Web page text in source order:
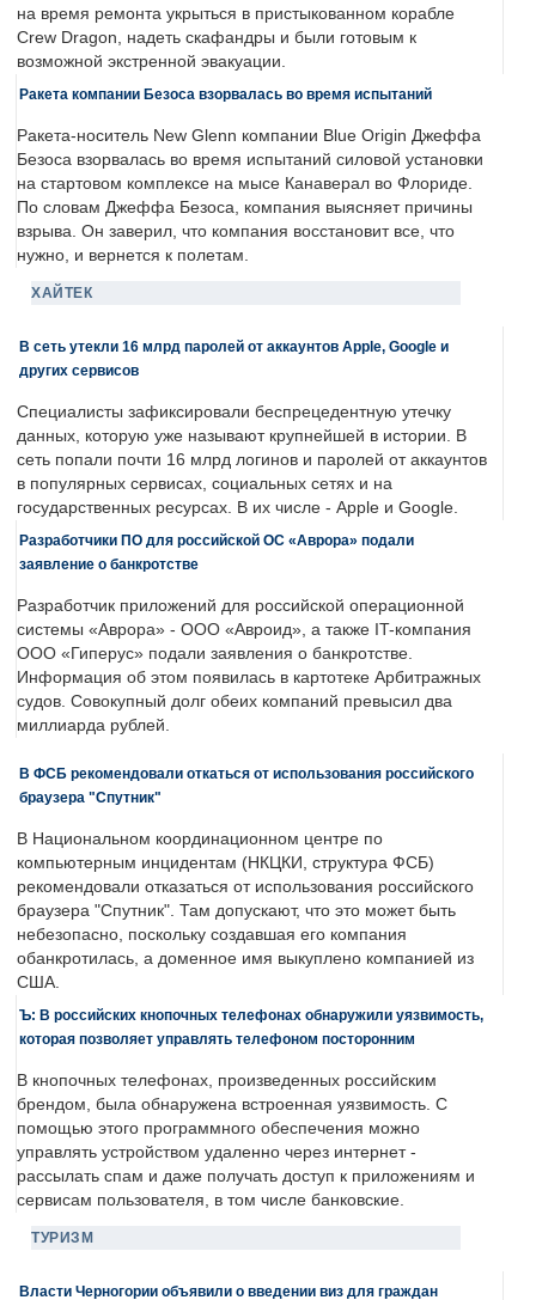
на время ремонта укрыться в пристыкованном корабле
Crew Dragon, надеть скафандры и были готовым к
возможной экстренной эвакуации.
Ракета компании Безоса взорвалась во время испытаний
Ракета-носитель New Glenn компании Blue Origin Джеффа
Безоса взорвалась во время испытаний силовой установки
на стартовом комплексе на мысе Канаверал во Флориде.
По словам Джеффа Безоса, компания выясняет причины
взрыва. Он заверил, что компания восстановит все, что
нужно, и вернется к полетам.
ХАЙТЕК
В сеть утекли 16 млрд паролей от аккаунтов Apple, Google и
других сервисов
Специалисты зафиксировали беспрецедентную утечку
данных, которую уже называют крупнейшей в истории. В
сеть попали почти 16 млрд логинов и паролей от аккаунтов
в популярных сервисах, социальных сетях и на
государственных ресурсах. В их числе - Apple и Google.
Разработчики ПО для российской ОС «Аврора» подали
заявление о банкротстве
Разработчик приложений для российской операционной
системы «Аврора» - ООО «Авроид», а также IT-компания
ООО «Гиперус» подали заявления о банкротстве.
Информация об этом появилась в картотеке Арбитражных
судов. Совокупный долг обеих компаний превысил два
миллиарда рублей.
В ФСБ рекомендовали откаться от использования российского
браузера "Спутник"
В Национальном координационном центре по
компьютерным инцидентам (НКЦКИ, структура ФСБ)
рекомендовали отказаться от использования российского
браузера "Спутник". Там допускают, что это может быть
небезопасно, поскольку создавшая его компания
обанкротилась, а доменное имя выкуплено компанией из
США.
Ъ: В российских кнопочных телефонах обнаружили уязвимость,
которая позволяет управлять телефоном посторонним
В кнопочных телефонах, произведенных российским
брендом, была обнаружена встроенная уязвимость. С
помощью этого программного обеспечения можно
управлять устройством удаленно через интернет -
рассылать спам и даже получать доступ к приложениям и
сервисам пользователя, в том числе банковские.
ТУРИЗМ
Власти Черногории объявили о введении виз для граждан